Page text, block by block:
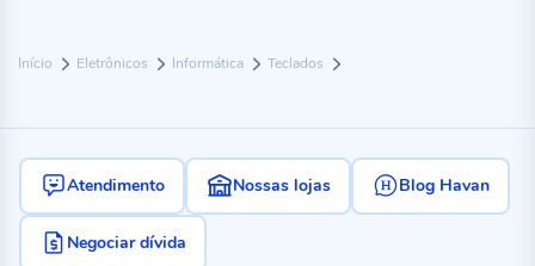
Início Eletrônicos Informática Teclados
Atendimento Nossas lojas Blog Havan
Negociar dívida